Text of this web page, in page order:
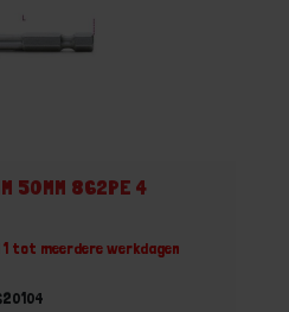
50MM 862PE 4
tot meerdere werkdagen